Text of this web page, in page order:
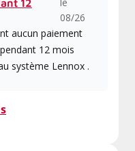
08/26
aucun paiement
12 mois
système Lennox .